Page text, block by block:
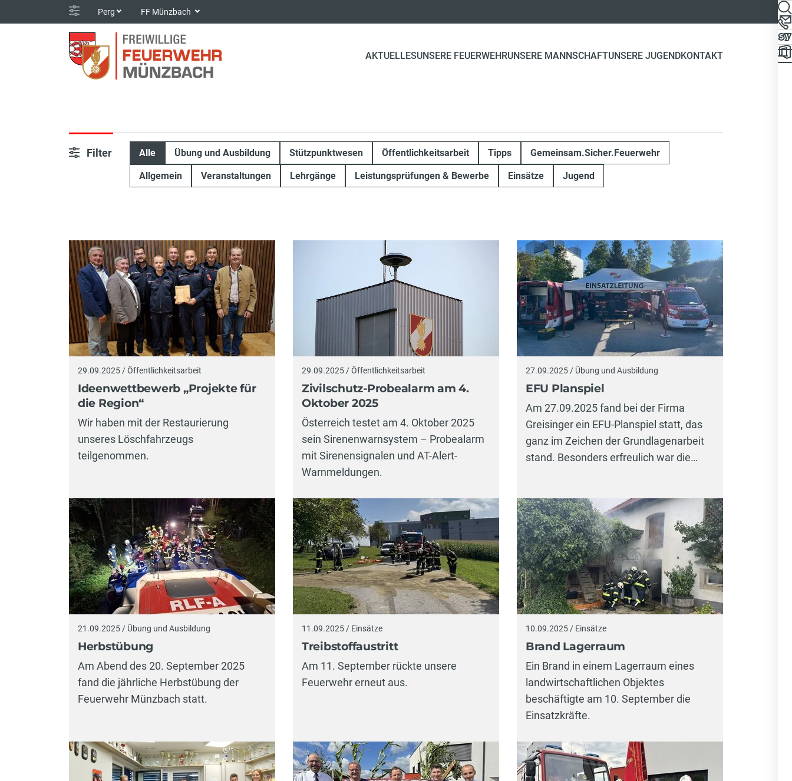
Perg FF Münzbach
AKTUELLESUNSERE FEUERWEHRUNSERE MANNSCHAFTUNSERE JUGENDKONTAKT
Filter Alle Übung und Ausbildung Stützpunktwesen Öffentlichkeitsarbeit Tipps Gemeinsam.Sicher.Feuerwehr
Allgemein Veranstaltungen Lehrgänge Leistungsprüfungen & Bewerbe Einsätze Jugend
29.09.2025 / Öffentlichkeitsarbeit
Ideenwettbewerb „Projekte für
die Region“
Wir haben mit der Restaurierung
unseres Löschfahrzeugs
teilgenommen.
29.09.2025 / Öffentlichkeitsarbeit
Zivilschutz-Probealarm am 4.
Oktober 2025
Österreich testet am 4. Oktober 2025
sein Sirenenwarnsystem – Probealarm
mit Sirenensignalen und AT-Alert-
Warnmeldungen.
27.09.2025 / Übung und Ausbildung
EFU Planspiel
Am 27.09.2025 fand bei der Firma
Greisinger ein EFU-Planspiel statt, das
ganz im Zeichen der Grundlagenarbeit
stand. Besonders erfreulich war die…
21.09.2025 / Übung und Ausbildung
Herbstübung
Am Abend des 20. September 2025
fand die jährliche Herbstübung der
Feuerwehr Münzbach statt.
11.09.2025 / Einsätze
Treibstoffaustritt
Am 11. September rückte unsere
Feuerwehr erneut aus.
10.09.2025 / Einsätze
Brand Lagerraum
Ein Brand in einem Lagerraum eines
landwirtschaftlichen Objektes
beschäftigte am 10. September die
Einsatzkräfte.